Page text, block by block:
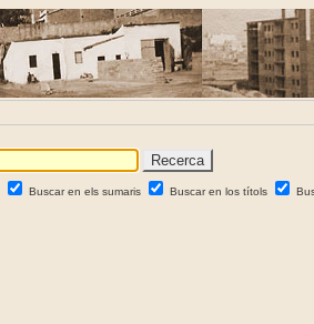
Buscar en els sumaris Buscar en los títols